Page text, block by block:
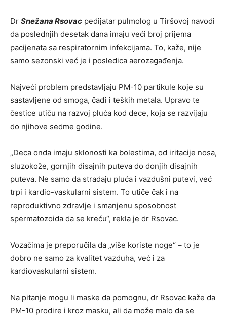
Dr Snežana Rsovac pedijatar pulmolog u Tiršovoj navodi
da poslednjih desetak dana imaju veći broj prijema
pacijenata sa respiratornim infekcijama. To, kaže, nije
samo sezonski već je i posledica aerozagađenja.
Najveći problem predstavljaju PM-10 partikule koje su
sastavljene od smoga, čađi i teških metala. Upravo te
čestice utiču na razvoj pluća kod dece, koja se razvijaju
do njihove sedme godine.
„Deca onda imaju sklonosti ka bolestima, od iritacije nosa,
sluzokože, gornjih disajnih puteva do donjih disajnih
puteva. Ne samo da stradaju pluća i vazdušni putevi, već
trpi i kardio-vaskularni sistem. To utiče čak i na
reproduktivno zdravlje i smanjenu sposobnost
spermatozoida da se kreću“, rekla je dr Rsovac.
Vozačima je preporučila da „više koriste noge“ – to je
dobro ne samo za kvalitet vazduha, već i za
kardiovaskularni sistem.
Na pitanje mogu li maske da pomognu, dr Rsovac kaže da
PM-10 prodire i kroz masku, ali da može malo da se